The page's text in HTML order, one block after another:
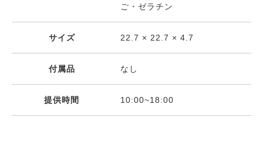
ご・ゼラチン
サイズ 22.7 × 22.7 × 4.7
付属品 なし
提供時間 10:00~18:00